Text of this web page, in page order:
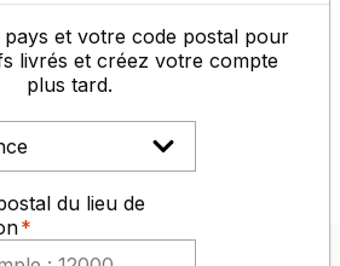
pays et votre code postal pour
livrés et créez votre compte
plus tard.
du lieu de